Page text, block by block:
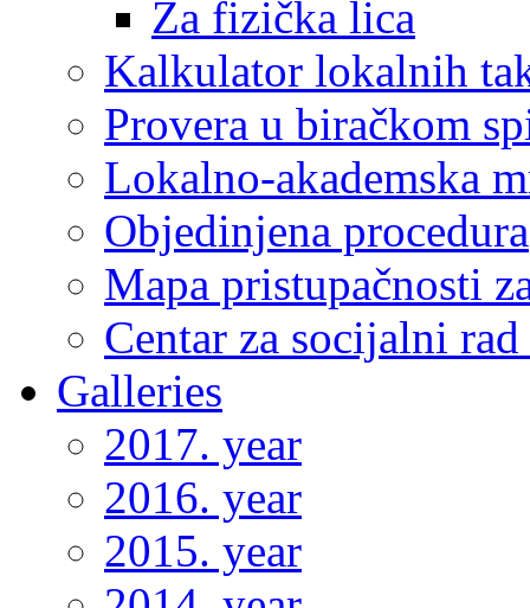
Za fizička lica
Kalkulator lokalnih
Provera u biračkom
Lokalno-akademska
Objedinjena procedura
Mapa pristupačnosti
Centar za socijalni
Galleries
2017. year
2016. year
2015. year